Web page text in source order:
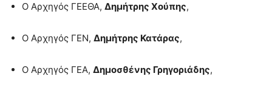
Ο Αρχηγός ΓΕΕΘΑ, Δημήτρης Χούπης,
Ο Αρχηγός ΓΕΝ, Δημήτρης Κατάρας,
Ο Αρχηγός ΓΕΑ, Δημοσθένης Γρηγοριάδης,